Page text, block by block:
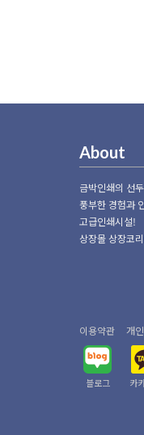
About
금박인쇄의 선
풍부한 경험과
고급인쇄시설!
상장몰 상장코
이용약관 개
블로그 카